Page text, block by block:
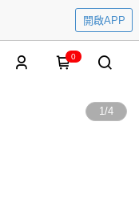
開啟APP
0
1/4